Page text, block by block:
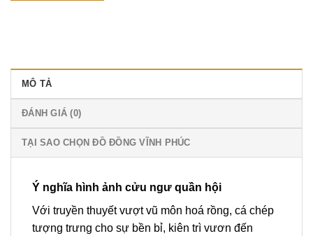
MÔ TẢ
ĐÁNH GIÁ (0)
TẠI SAO CHỌN ĐỒ ĐỒNG VĨNH PHÚC
Ý nghĩa hình ảnh cửu ngư quần hội
Với truyền thuyết vượt vũ môn hoá rồng, cá chép
tượng trưng cho sự bền bỉ, kiên trì vươn đến